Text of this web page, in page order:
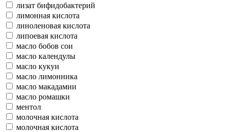
лизат бифидобактерий
лимонная кислота
линоленовая кислота
липоевая кислота
масло бобов сои
масло календулы
масло кукуи
масло лимонника
масло макадамии
масло ромашки
ментол
молочная кислота
молочная кислота